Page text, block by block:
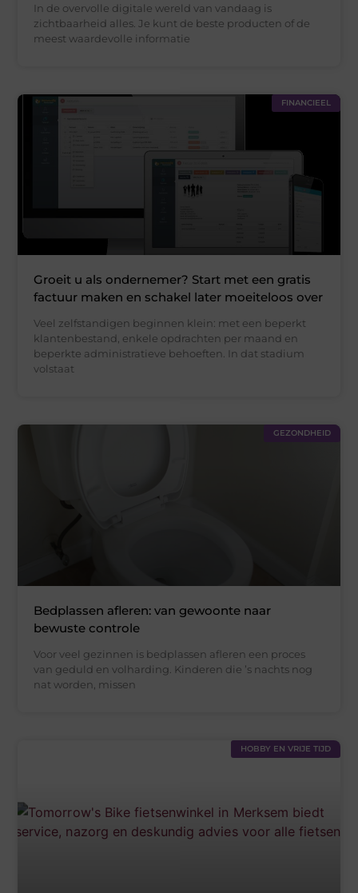
In de overvolle digitale wereld van vandaag is
zichtbaarheid alles. Je kunt de beste producten of de
meest waardevolle informatie
FINANCIEEL
Groeit u als ondernemer? Start met een gratis
factuur maken en schakel later moeiteloos over
Veel zelfstandigen beginnen klein: met een beperkt
klantenbestand, enkele opdrachten per maand en
beperkte administratieve behoeften. In dat stadium
volstaat
GEZONDHEID
Bedplassen afleren: van gewoonte naar
bewuste controle
Voor veel gezinnen is bedplassen afleren een proces
van geduld en volharding. Kinderen die ’s nachts nog
nat worden, missen
HOBBY EN VRIJE TIJD